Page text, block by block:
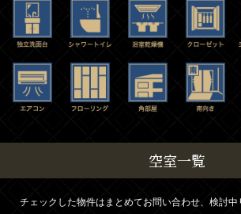
空室一覧
チェックした物件はまとめてお問い合わせ、検討中